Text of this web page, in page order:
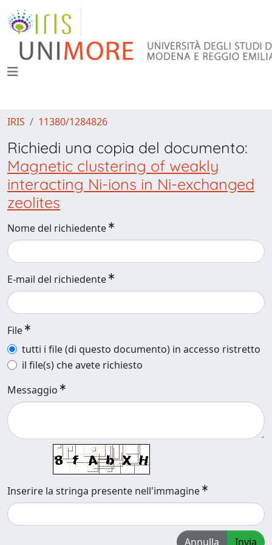
IRIS 11380/1284826
Richiedi una copia del documento:
Magnetic clustering of weakly
interacting Ni-ions in Ni-exchanged
zeolites
Nome del richiedente
E-mail del richiedente
File
tutti i file (di questo documento) in accesso ristretto
il file(s) che avete richiesto
Messaggio
Inserire la stringa presente nell'immagine
Annulla Invia